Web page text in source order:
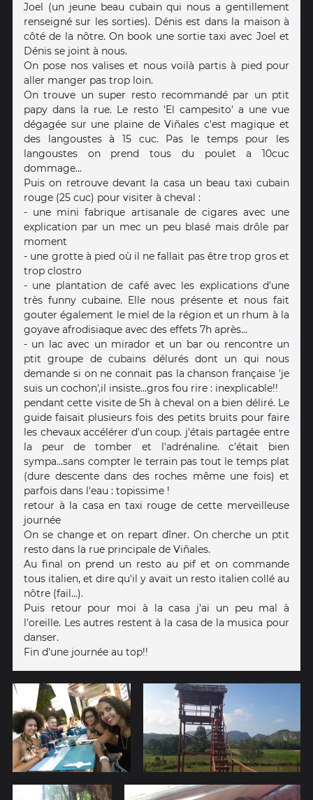
Joel (un jeune beau cubain qui nous a gentillement
renseigné sur les sorties). Dénis est dans la maison à
côté de la nôtre. On book une sortie taxi avec Joel et
Dénis se joint à nous.
On pose nos valises et nous voilà partis à pied pour
aller manger pas trop loin.
On trouve un super resto recommandé par un ptit
papy dans la rue. Le resto 'El campesito' a une vue
dégagée sur une plaine de Viñales c'est magique et
des langoustes à 15 cuc. Pas le temps pour les
langoustes on prend tous du poulet a 10cuc
dommage...
Puis on retrouve devant la casa un beau taxi cubain
rouge (25 cuc) pour visiter à cheval :
- une mini fabrique artisanale de cigares avec une
explication par un mec un peu blasé mais drôle par
moment
- une grotte à pied où il ne fallait pas être trop gros et
trop clostro
- une plantation de café avec les explications d'une
très funny cubaine. Elle nous présente et nous fait
gouter également le miel de la région et un rhum à la
goyave afrodisiaque avec des effets 7h après...
- un lac avec un mirador et un bar ou rencontre un
ptit groupe de cubains délurés dont un qui nous
demande si on ne connait pas la chanson française 'je
suis un cochon',il insiste...gros fou rire : inexplicable!!
pendant cette visite de 5h à cheval on a bien déliré. Le
guide faisait plusieurs fois des petits bruits pour faire
les chevaux accélérer d'un coup. j'étais partagée entre
la peur de tomber et l'adrénaline. c'était bien
sympa...sans compter le terrain pas tout le temps plat
(dure descente dans des roches même une fois) et
parfois dans l'eau : topissime !
retour à la casa en taxi rouge de cette merveilleuse
journée
On se change et on repart dîner. On cherche un ptit
resto dans la rue principale de Viñales.
Au final on prend un resto au pif et on commande
tous italien, et dire qu'il y avait un resto italien collé au
nôtre (fail...).
Puis retour pour moi à la casa j'ai un peu mal à
l'oreille. Les autres restent à la casa de la musica pour
danser.
Fin d'une journée au top!!